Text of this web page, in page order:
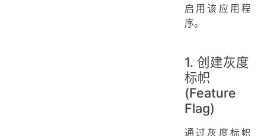
启用该应用程
序。
1. 创建灰度
标帜
(Feature
Flag)
通过灰度标帜